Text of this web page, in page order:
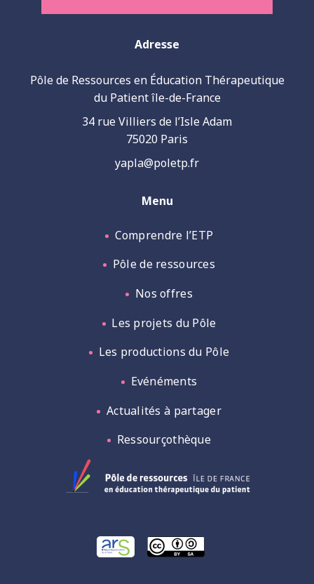
Adresse
Pôle de Ressources en Éducation Thérapeutique
du Patient île-de-France
34 rue Villiers de l’Isle Adam
75020 Paris
yapla@poletp.fr
Menu
Comprendre l’ETP
Pôle de ressources
Nos offres
Les projets du Pôle
Les productions du Pôle
Evénéments
Actualités à partager
Ressourçothèque